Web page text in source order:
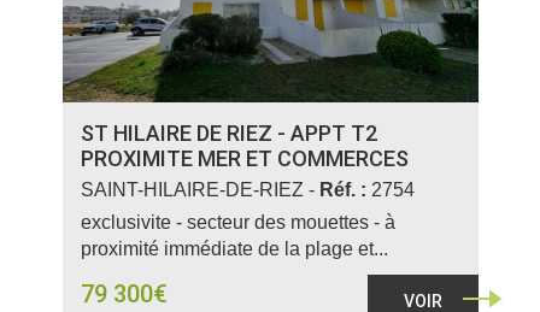
ST HILAIRE DE RIEZ - APPT T2
PROXIMITE MER ET COMMERCES
SAINT-HILAIRE-DE-RIEZ - Réf. : 2754
exclusivite - secteur des mouettes - à
proximité immédiate de la plage et...
79 300€ VOIR